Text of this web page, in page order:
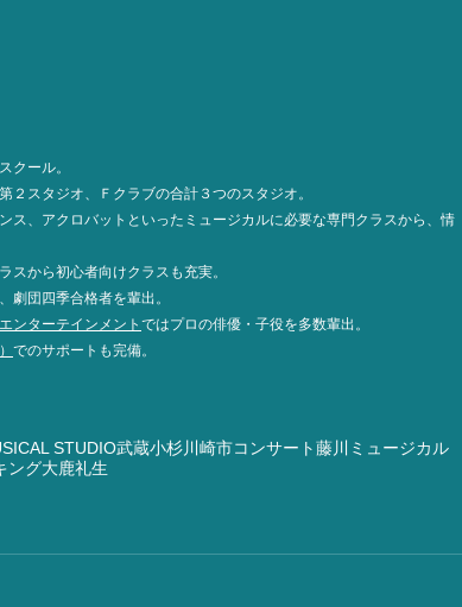
クール。
スタジオ、Ｆクラブの合計３つのスタジオ。
ス、アクロバットといったミュージカルに必要な専門クラスから、情
スから初心者向けクラスも充実。
劇団四季合格者を輩出。
ンターテインメント ではプロの俳優・子役を多数輩出。
でのサポートも完備。
STUDIO武蔵小杉川崎市コンサート藤川ミュージカル
ング大鹿礼生